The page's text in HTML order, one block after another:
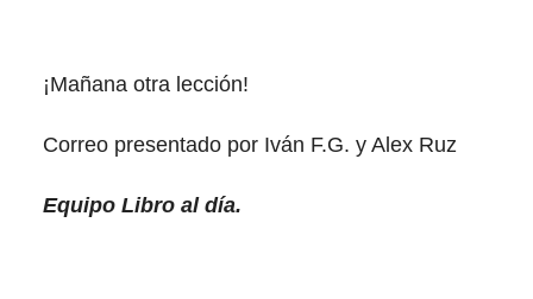
¡Mañana otra lección!
Correo presentado por Iván F.G. y Alex Ruz
Equipo Libro al día.